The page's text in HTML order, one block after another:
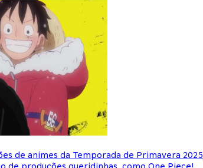
de animes da Temporada de Primavera 2025